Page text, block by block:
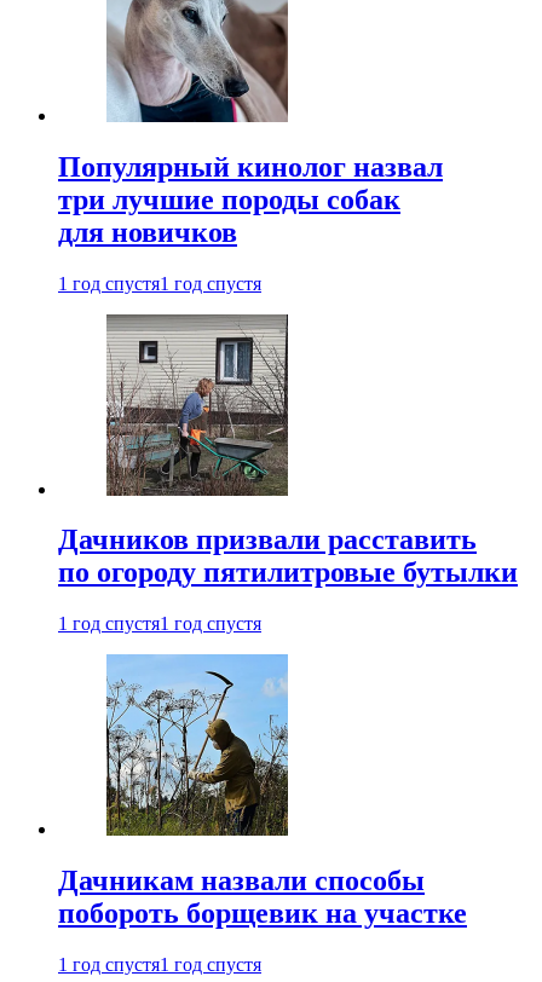
Популярный кинолог назвал
три лучшие породы собак
для новичков
1 год спустя1 год спустя
Дачников призвали расставить
по огороду пятилитровые бутылки
1 год спустя1 год спустя
Дачникам назвали способы
побороть борщевик на участке
1 год спустя1 год спустя